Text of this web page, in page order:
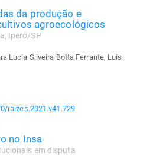
da produção e
agroecológicos
Iperó/SP
Lucia Silveira Botta Ferrante, Luis
raizes.2021.v41.729
no Insa
em disputa